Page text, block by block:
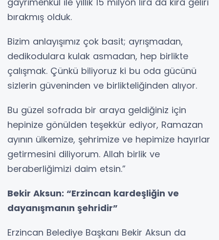
bırakmış olduk.
Bizim anlayışımız çok basit; ayrışmadan,
dedikodulara kulak asmadan, hep birlikte
çalışmak. Çünkü biliyoruz ki bu oda gücünü
sizlerin güveninden ve birlikteliğinden alıyor.
Bu güzel sofrada bir araya geldiğiniz için
hepinize gönülden teşekkür ediyor, Ramazan
ayının ülkemize, şehrimize ve hepimize hayırlar
getirmesini diliyorum. Allah birlik ve
beraberliğimizi daim etsin.”
Bekir Aksun: “Erzincan kardeşliğin ve
dayanışmanın şehridir”
Erzincan Belediye Başkanı Bekir Aksun da